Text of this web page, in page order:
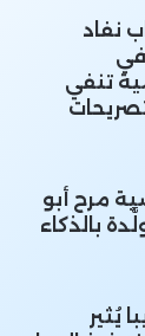
نفاد
في
تنفي
مرح أبو
بالذكاء
يُثير